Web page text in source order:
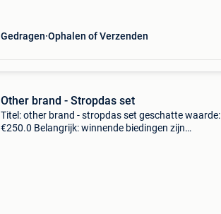
Gedragen Ophalen of Verzenden
Other brand - Stropdas set
Titel: other brand - stropdas set geschatte waarde:
€250.0 Belangrijk: winnende biedingen zijn